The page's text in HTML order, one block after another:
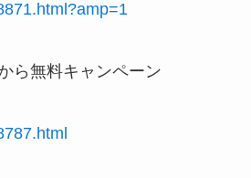
ら無料キャンペーン